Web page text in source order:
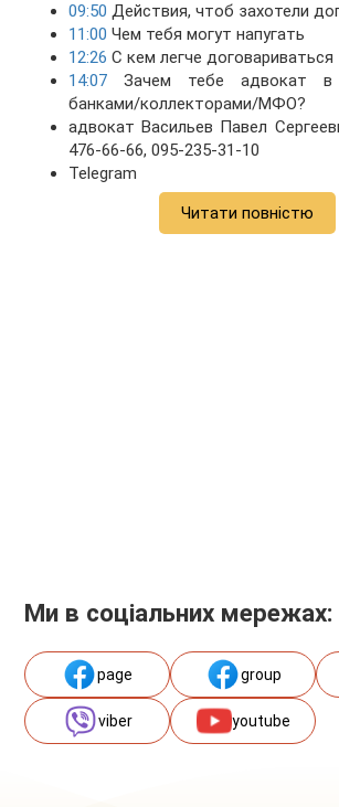
09:50 Действия, чтоб захотели
11:00 Чем тебя могут напугать
12:26 С кем легче договариваться
14:07 Зачем тебе адвокат в
банками/коллекторами/МФО?
адвокат Васильев Павел
476-66-66, 095-235-31-10
Telegram
Читати повністю
Ми в соціальних мережах:
page group
viber youtube